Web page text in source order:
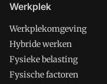
Werkplek
Werkplekomgeving
Hybride werken
Fysieke belasting
Fysische factoren